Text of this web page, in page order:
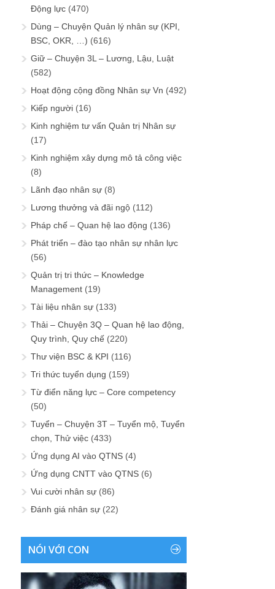
Động lực (470)
Dùng – Chuyện Quản lý nhân sự (KPI,
BSC, OKR, …) (616)
Giữ – Chuyện 3L – Lương, Lậu, Luật
(582)
Hoạt động cộng đồng Nhân sự Vn (492)
Kiếp người (16)
Kinh nghiệm tư vấn Quản trị Nhân sự
(17)
Kinh nghiệm xây dựng mô tả công việc
(8)
Lãnh đạo nhân sự (8)
Lương thưởng và đãi ngộ (112)
Pháp chế – Quan hệ lao động (136)
Phát triển – đào tạo nhân sự nhân lực
(56)
Quản trị tri thức – Knowledge
Management (19)
Tài liệu nhân sự (133)
Thải – Chuyện 3Q – Quan hệ lao động,
Quy trình, Quy chế (220)
Thư viện BSC & KPI (116)
Tri thức tuyển dụng (159)
Từ điển năng lực – Core competency
(50)
Tuyển – Chuyện 3T – Tuyển mộ, Tuyển
chọn, Thử việc (433)
Ứng dụng AI vào QTNS (4)
Ứng dụng CNTT vào QTNS (6)
Vui cười nhân sự (86)
Đánh giá nhân sự (22)
NÓI VỚI CON